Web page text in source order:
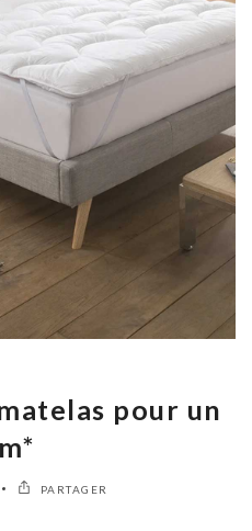
pour un
PARTAGER